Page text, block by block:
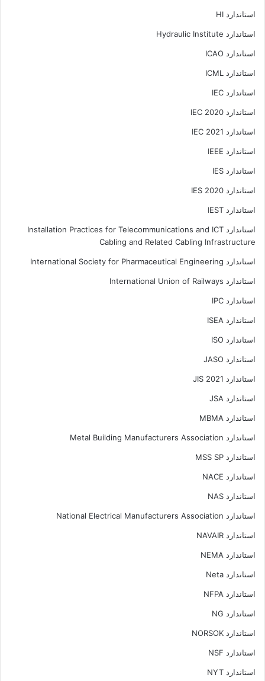
استاندارد HI
استاندارد Hydraulic Institute
استاندارد ICAO
استاندارد ICML
استاندارد IEC
استاندارد IEC 2020
استاندارد IEC 2021
استاندارد IEEE
استاندارد IES
استاندارد IES 2020
استاندارد IEST
استاندارد Installation Practices for Telecommunications and ICT
Cabling and Related Cabling Infrastructure
استاندارد International Society for Pharmaceutical Engineering
استاندارد International Union of Railways
استاندارد IPC
استاندارد ISEA
استاندارد ISO
استاندارد JASO
استاندارد JIS 2021
استاندارد JSA
استاندارد MBMA
استاندارد Metal Building Manufacturers Association
استاندارد MSS SP
استاندارد NACE
استاندارد NAS
استاندارد National Electrical Manufacturers Association
استاندارد NAVAIR
استاندارد NEMA
استاندارد Neta
استاندارد NFPA
استاندارد NG
استاندارد NORSOK
استاندارد NSF
استاندارد NYT